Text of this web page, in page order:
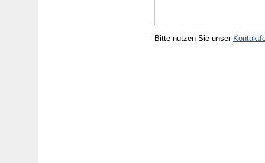
Bitte nutzen Sie unser